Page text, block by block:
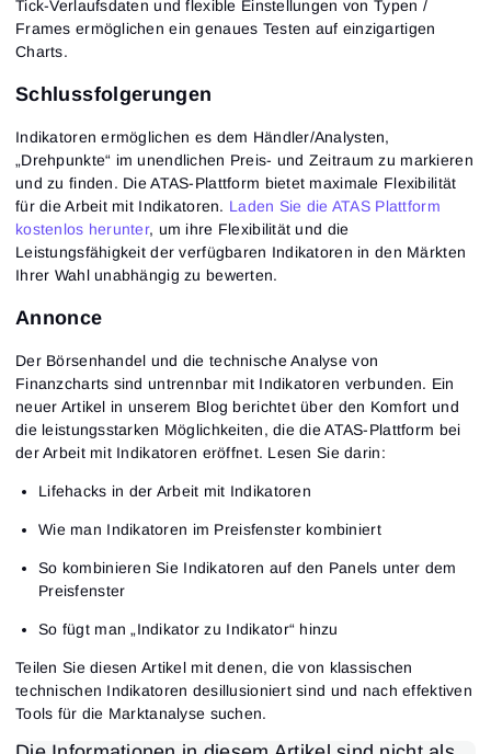
Tick-Verlaufsdaten und flexible Einstellungen von Typen /
Frames ermöglichen ein genaues Testen auf einzigartigen
Charts.
Schlussfolgerungen
Indikatoren ermöglichen es dem Händler/Analysten,
„Drehpunkte“ im unendlichen Preis- und Zeitraum zu markieren
und zu finden. Die ATAS-Plattform bietet maximale Flexibilität
für die Arbeit mit Indikatoren. Laden Sie die ATAS Plattform
kostenlos herunter, um ihre Flexibilität und die
Leistungsfähigkeit der verfügbaren Indikatoren in den Märkten
Ihrer Wahl unabhängig zu bewerten.
Annonce
Der Börsenhandel und die technische Analyse von
Finanzcharts sind untrennbar mit Indikatoren verbunden. Ein
neuer Artikel in unserem Blog berichtet über den Komfort und
die leistungsstarken Möglichkeiten, die die ATAS-Plattform bei
der Arbeit mit Indikatoren eröffnet. Lesen Sie darin:
Lifehacks in der Arbeit mit Indikatoren
Wie man Indikatoren im Preisfenster kombiniert
So kombinieren Sie Indikatoren auf den Panels unter dem
Preisfenster
So fügt man „Indikator zu Indikator“ hinzu
Teilen Sie diesen Artikel mit denen, die von klassischen
technischen Indikatoren desillusioniert sind und nach effektiven
Tools für die Marktanalyse suchen.